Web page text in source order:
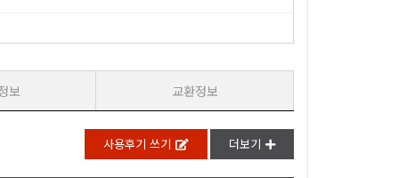
보 교환정보
사용후기 쓰기 더보기